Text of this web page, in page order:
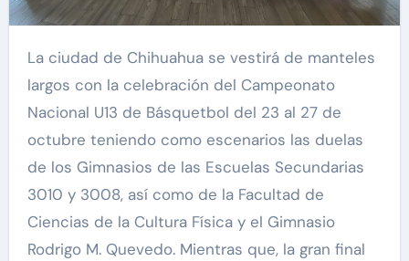
La ciudad de Chihuahua se vestirá de manteles
largos con la celebración del Campeonato
Nacional U13 de Básquetbol del 23 al 27 de
octubre teniendo como escenarios las duelas
de los Gimnasios de las Escuelas Secundarias
3010 y 3008, así como de la Facultad de
Ciencias de la Cultura Física y el Gimnasio
Rodrigo M. Quevedo. Mientras que, la gran final